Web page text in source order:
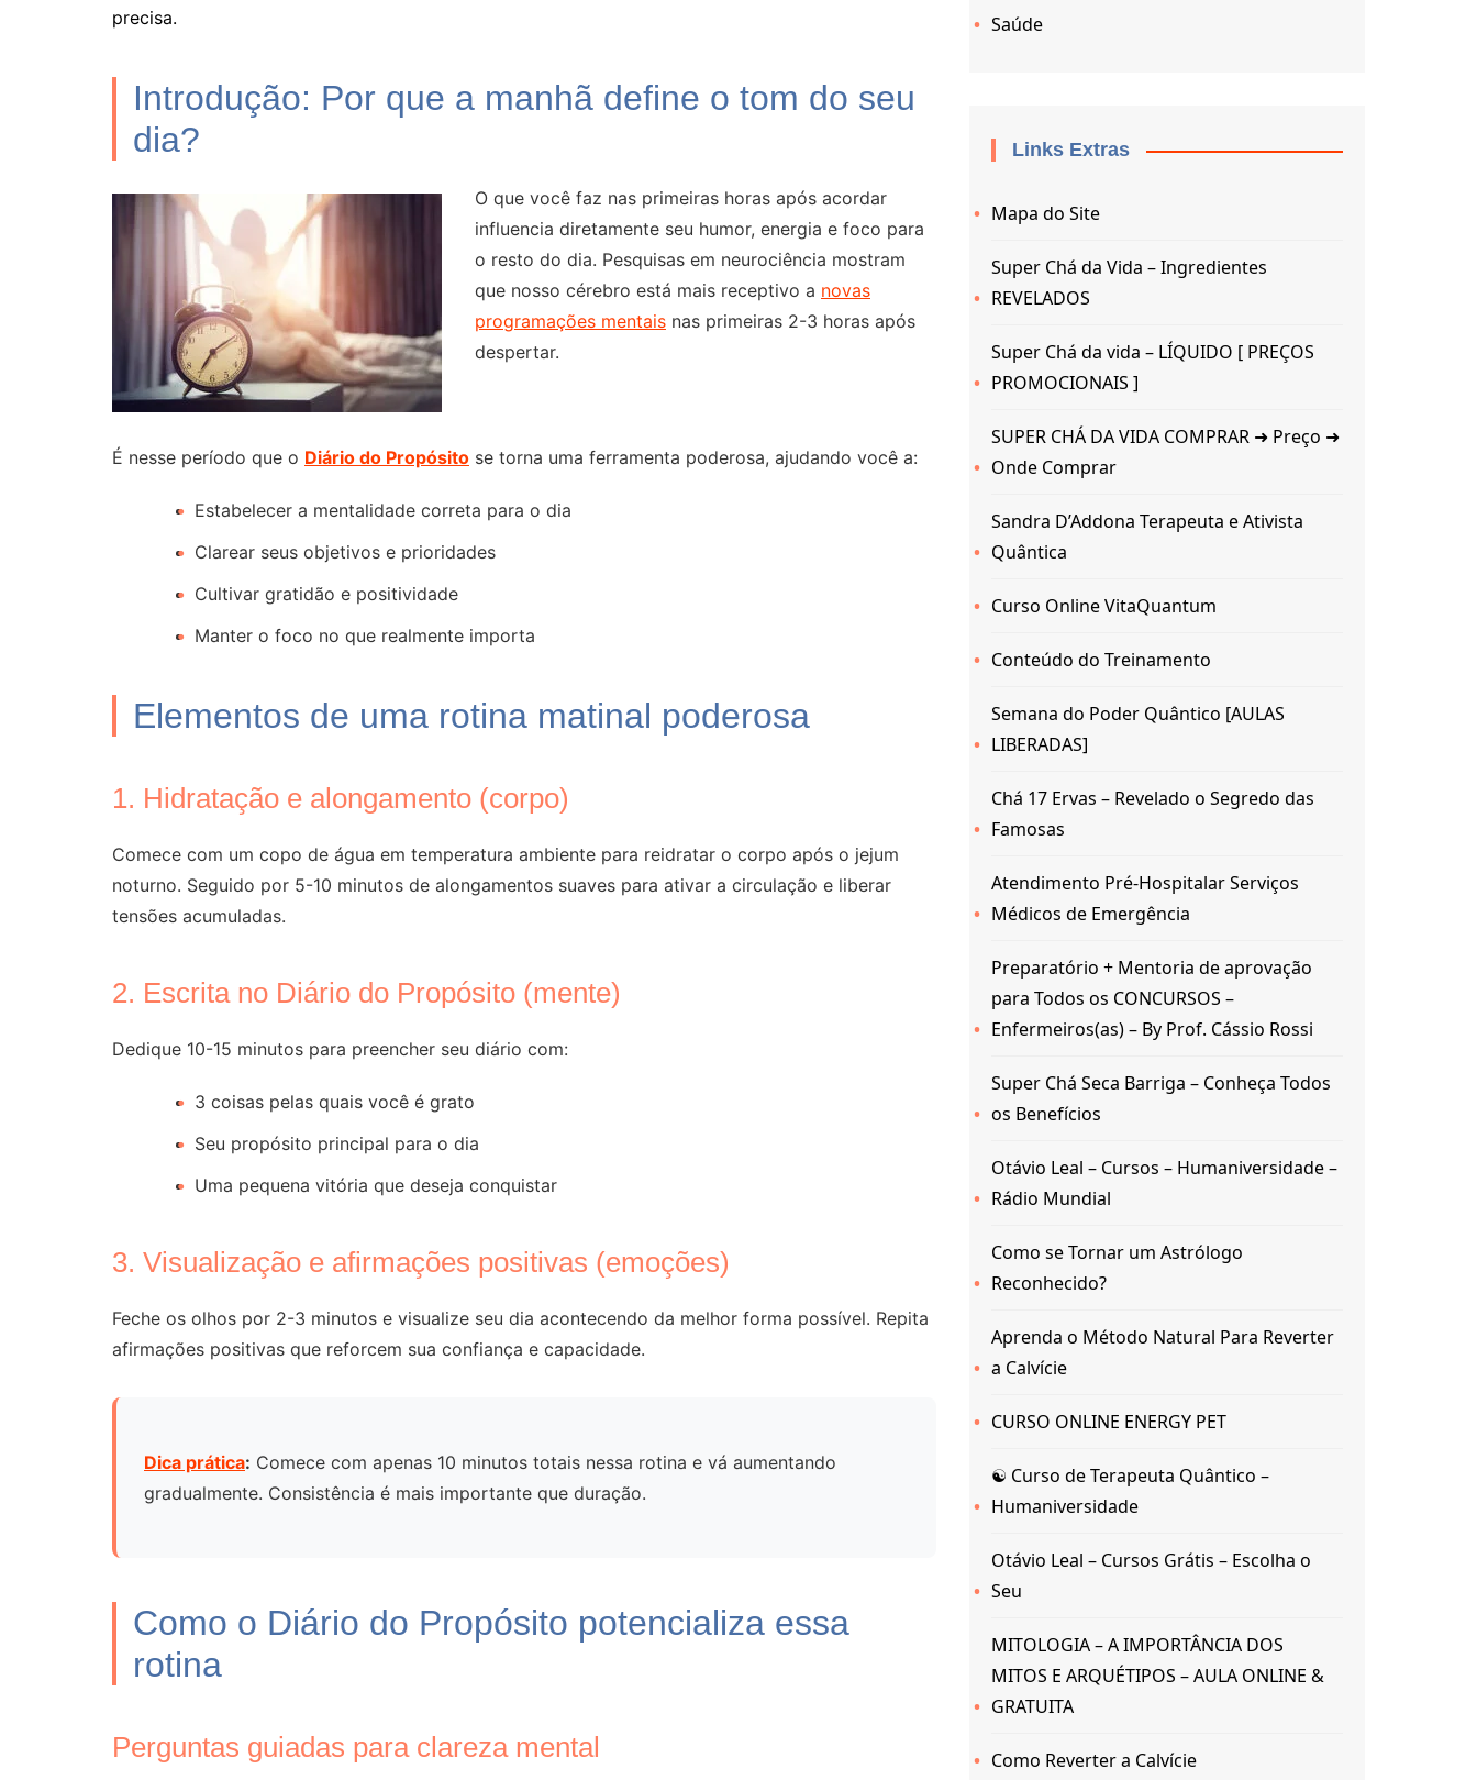
precisa.
Introdução: Por que a manhã define o tom do seu
dia?
O que você faz nas primeiras horas após acordar
influencia diretamente seu humor, energia e foco para
o resto do dia. Pesquisas em neurociência mostram
que nosso cérebro está mais receptivo a novas
programações mentais nas primeiras 2-3 horas após
despertar.
É nesse período que o Diário do Propósito se torna uma ferramenta poderosa, ajudando você a:
Estabelecer a mentalidade correta para o dia
Clarear seus objetivos e prioridades
Cultivar gratidão e positividade
Manter o foco no que realmente importa
Elementos de uma rotina matinal poderosa
1. Hidratação e alongamento (corpo)
Comece com um copo de água em temperatura ambiente para reidratar o corpo após o jejum
noturno. Seguido por 5-10 minutos de alongamentos suaves para ativar a circulação e liberar
tensões acumuladas.
2. Escrita no Diário do Propósito (mente)
Dedique 10-15 minutos para preencher seu diário com:
3 coisas pelas quais você é grato
Seu propósito principal para o dia
Uma pequena vitória que deseja conquistar
3. Visualização e afirmações positivas (emoções)
Feche os olhos por 2-3 minutos e visualize seu dia acontecendo da melhor forma possível. Repita
afirmações positivas que reforcem sua confiança e capacidade.
Dica prática: Comece com apenas 10 minutos totais nessa rotina e vá aumentando
gradualmente. Consistência é mais importante que duração.
Como o Diário do Propósito potencializa essa
rotina
Perguntas guiadas para clareza mental
Saúde
Links Extras
Mapa do Site
Super Chá da Vida – Ingredientes
REVELADOS
Super Chá da vida – LÍQUIDO [ PREÇOS
PROMOCIONAIS ]
SUPER CHÁ DA VIDA COMPRAR ➜ Preço ➜
Onde Comprar
Sandra D’Addona Terapeuta e Ativista
Quântica
Curso Online VitaQuantum
Conteúdo do Treinamento
Semana do Poder Quântico [AULAS
LIBERADAS]
Chá 17 Ervas – Revelado o Segredo das
Famosas
Atendimento Pré-Hospitalar Serviços
Médicos de Emergência
Preparatório + Mentoria de aprovação
para Todos os CONCURSOS –
Enfermeiros(as) – By Prof. Cássio Rossi
Super Chá Seca Barriga – Conheça Todos
os Benefícios
Otávio Leal – Cursos – Humaniversidade –
Rádio Mundial
Como se Tornar um Astrólogo
Reconhecido?
Aprenda o Método Natural Para Reverter
a Calvície
CURSO ONLINE ENERGY PET
☯ Curso de Terapeuta Quântico –
Humaniversidade
Otávio Leal – Cursos Grátis – Escolha o
Seu
MITOLOGIA – A IMPORTÂNCIA DOS
MITOS E ARQUÉTIPOS – AULA ONLINE &
GRATUITA
Como Reverter a Calvície